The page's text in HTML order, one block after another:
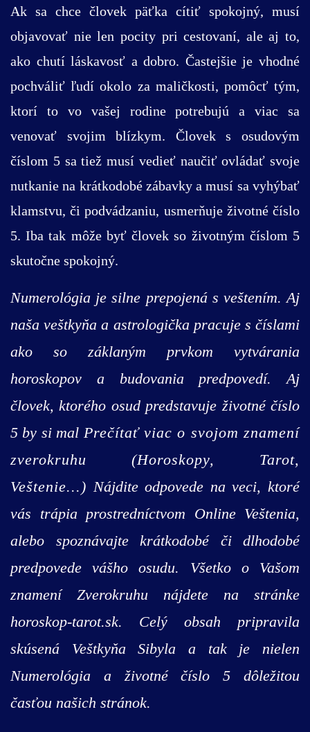
Ak sa chce človek päťka cítiť spokojný, musí
objavovať nie len pocity pri cestovaní, ale aj to,
ako chutí láskavosť a dobro. Častejšie je vhodné
pochváliť ľudí okolo za maličkosti, pomôcť tým,
ktorí to vo vašej rodine potrebujú a viac sa
venovať svojim blízkym. Človek s osudovým
číslom 5 sa tiež musí vedieť naučiť ovládať svoje
nutkanie na krátkodobé zábavky a musí sa vyhýbať
klamstvu, či podvádzaniu, usmerňuje životné číslo
5. Iba tak môže byť človek so životným číslom 5
skutočne spokojný.
Numerológia je silne prepojená s veštením. Aj
naša veštkyňa a astrologička pracuje s číslami
ako so záklaným prvkom vytvárania
horoskopov a budovania predpovedí. Aj
človek, ktorého osud predstavuje životné číslo
5 by si mal Prečítať viac o svojom znamení
zverokruhu (Horoskopy, Tarot,
Veštenie...) Nájdite odpovede na veci, ktoré
vás trápia prostredníctvom Online Veštenia,
alebo spoznávajte krátkodobé či dlhodobé
predpovede vášho osudu. Všetko o Vašom
znamení Zverokruhu nájdete na stránke
horoskop-tarot.sk. Celý obsah pripravila
skúsená Veštkyňa Sibyla a tak je nielen
Numerológia a životné číslo 5 dôležitou
časťou našich stránok.